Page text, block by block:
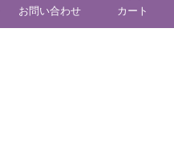
お問い合わせ カート